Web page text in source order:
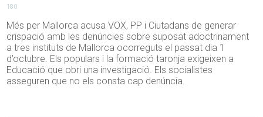
180
Més per Mallorca acusa VOX, PP i Ciutadans de generar
crispació amb les denúncies sobre suposat adoctrinament
a tres instituts de Mallorca ocorreguts el passat dia 1
d’octubre. Els populars i la formació taronja exigeixen a
Educació que obri una investigació. Els socialistes
asseguren que no els consta cap denúncia.